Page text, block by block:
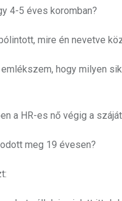
4-5 éves koromban?
mire én nevetve
hogy milyen
a HR-es nő végig a
meg 19 évesen?